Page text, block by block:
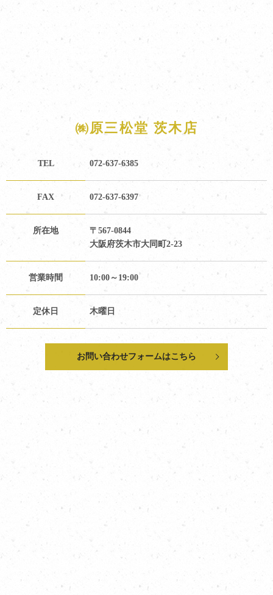
㈱原三松堂 茨木店
TEL 072-637-6385
FAX 072-637-6397
所在地
〒567-0844
大阪府茨木市大同町2-23
営業時間 10:00～19:00
定休日 木曜日
お問い合わせフォームはこちら